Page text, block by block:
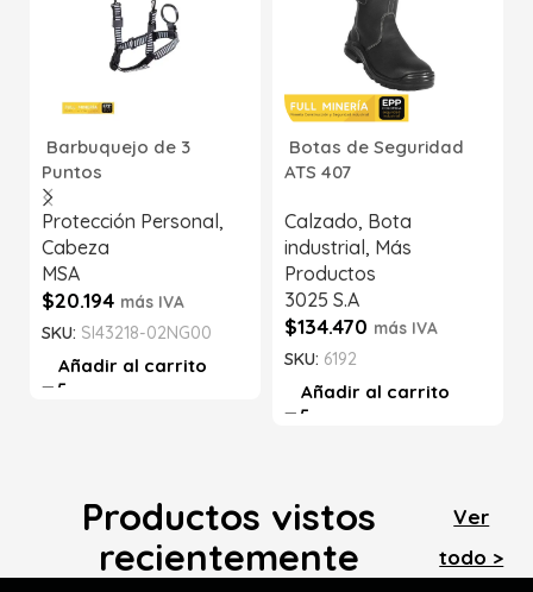
Barbuquejo de 3
Puntos
Protección Personal,
Cabeza
MSA
$20.194 más IVA
SKU: SI43218-02NG00
Añadir al carrito
Botas de Seguridad
ATS 407
Calzado, Bota
industrial, Más
Productos
3025 S.A
$134.470 más IVA
SKU: 6192
Añadir al carrito
Productos vistos
recientemente
Ver
todo >